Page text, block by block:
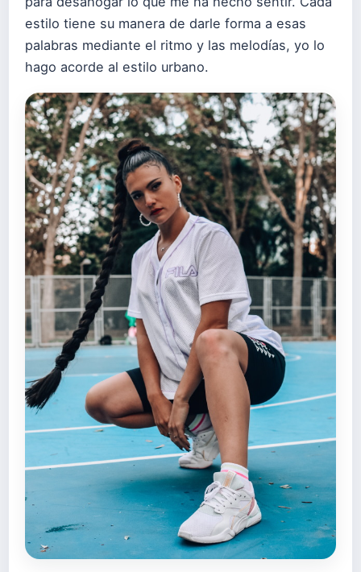
estilo tiene su manera de darle forma a esas
palabras mediante el ritmo y las melodías, yo lo
hago acorde al estilo urbano.